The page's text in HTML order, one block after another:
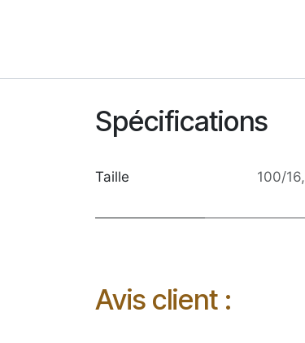
Spécifications
Taille 100/16,
Avis client :